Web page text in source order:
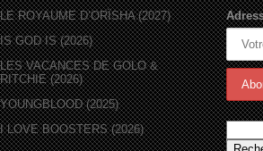
LE ROYAUME D’ORÏSHA (2027)
IS GOD IS (2026)
LES VACANCES DE GOLO &
RITCHIE (2026)
YOUNGBLOOD (2025)
I LOVE BOOSTERS (2026)